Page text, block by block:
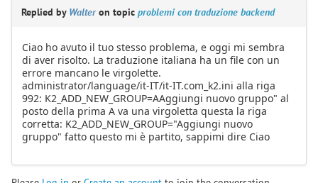
Replied by Walteron topic problemi con traduzione backend
Ciao ho avuto il tuo stesso problema, e oggi mi sembra
di aver risolto. La traduzione italiana ha un file con un
errore mancano le virgolette.
administrator/language/it-IT/it-IT.com_k2.ini alla riga
992: K2_ADD_NEW_GROUP=AAggiungi nuovo gruppo" al
posto della prima A va una virgoletta questa la riga
corretta: K2_ADD_NEW_GROUP="Aggiungi nuovo
gruppo" fatto questo mi è partito, sappimi dire Ciao